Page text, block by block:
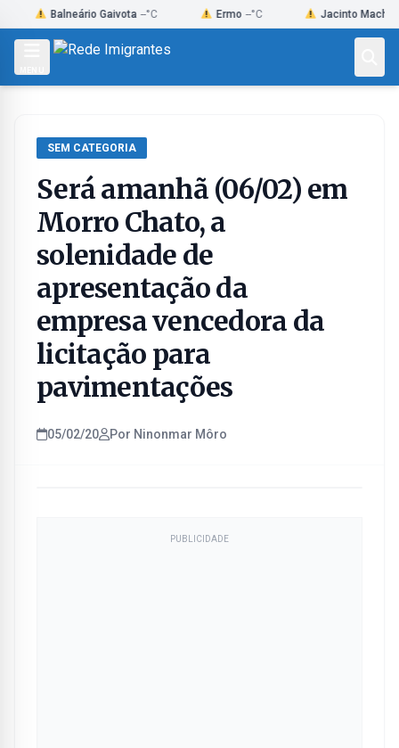
to
Balneário Gaivota --°C Ermo --°C Jacinto Machado --°C
SEM CATEGORIA
Será amanhã (06/02) em
Morro Chato, a
solenidade de
apresentação da
empresa vencedora da
licitação para
pavimentações
05/02/20 Por Ninonmar Môro
PUBLICIDADE